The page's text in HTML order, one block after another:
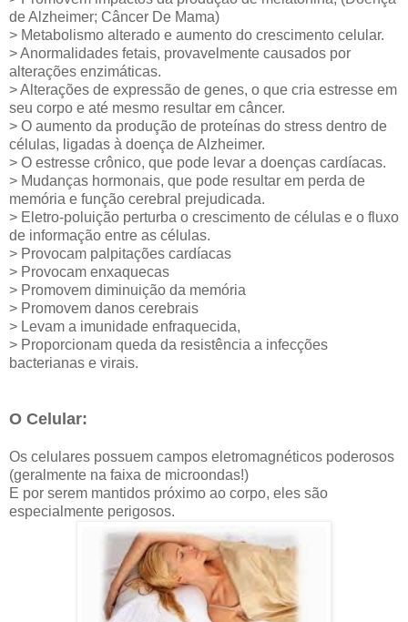
de Alzheimer; Câncer De Mama)
> Metabolismo alterado e aumento do crescimento celular.
> Anormalidades fetais, provavelmente causados ​​por
alterações enzimáticas.
> Alterações de expressão de genes, o que cria estresse em
seu corpo e até mesmo resultar em câncer.
> O aumento da produção de proteínas do stress dentro de
células, ligadas à doença de Alzheimer.
> O estresse crônico, que pode levar a doenças cardíacas.
> Mudanças hormonais, que pode resultar em perda de
memória e função cerebral prejudicada.
> Eletro-poluição perturba o crescimento de células e o fluxo
de informação entre as células.
> Provocam palpitações cardíacas
> Provocam enxaquecas
> Promovem diminuição da memória
> Promovem danos cerebrais
> Levam a imunidade enfraquecida,
> Proporcionam queda da resistência a infecções
bacterianas e virais.
O Celular:
Os celulares possuem campos eletromagnéticos poderosos
(geralmente na faixa de microondas!)
E por serem mantidos próximo ao corpo, eles são
especialmente perigosos.